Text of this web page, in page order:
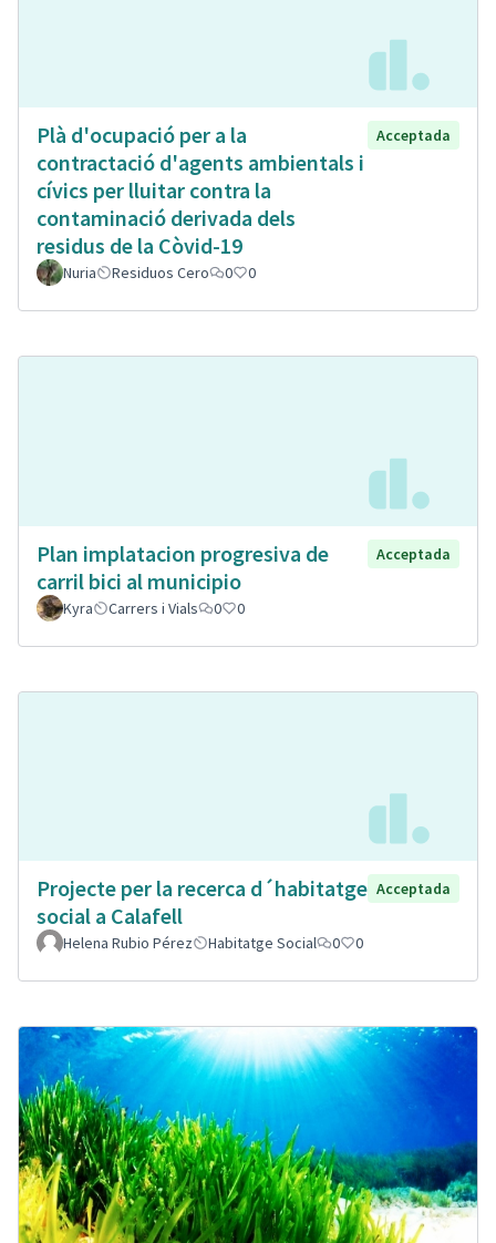
Plà d'ocupació per a la
contractació d'agents ambientals i
cívics per lluitar contra la
contaminació derivada dels
residus de la Còvid-19
Acceptada
Nuria Residuos Cero 0 0
Plan implatacion progresiva de
carril bici al municipio
Acceptada
Kyra Carrers i Vials 0 0
Projecte per la recerca d´habitatge
social a Calafell
Acceptada
Helena Rubio Pérez Habitatge Social 0 0